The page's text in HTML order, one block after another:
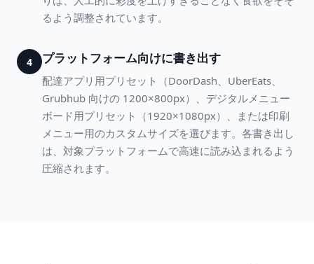
るよう調整されています。
4 プラットフォーム向けに書き出す
配達アプリ用プリセット（DoorDash、UberEats、
Grubhub 向けの 1200×800px）、デジタルメニュー
ボード用プリセット（1920×1080px）、または印刷
メニュー用のカスタムサイズを選びます。各書き出し
は、対象プラットフォームで高速に読み込まれるよう
圧縮されます。